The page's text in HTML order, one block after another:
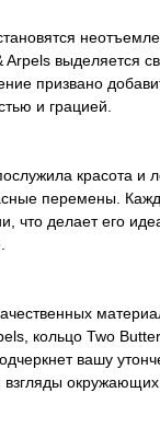
выделяется
призвано
и грацией.
красота и
перемены.
что делает его
кольцо Two
вашу
окружающих.